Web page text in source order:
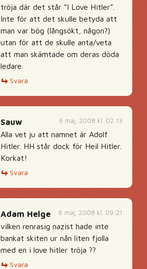
tröja där det står ”I Love Hitler”.
Inte för att det skulle betyda att
man var bög (långsökt, någon?)
utan för att de skulle anta/veta
att man skämtade om deras döda
ledare.
Svara
6 maj, 2008 kl. 02:13
Sauw
Alla vet ju att namnet är Adolf
Hitler. HH står dock för Heil Hitler.
Korkat!
Svara
6 maj, 2008 kl. 09:21
Adam Helge
vilken renrasig nazist hade inte
bankat skiten ur nån liten fjolla
med en i love hitler tröja ??
Svara